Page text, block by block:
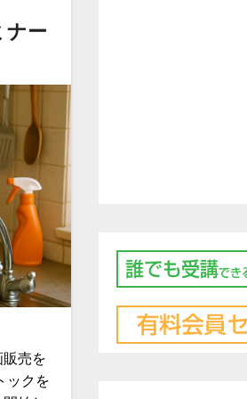
ナー
売を
ックを